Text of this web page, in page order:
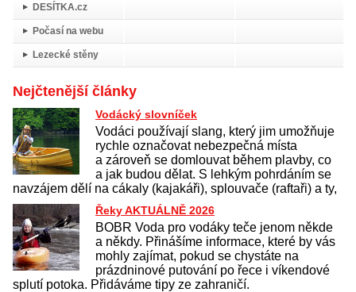
DESÍTKA.cz
Počasí na webu
Lezecké stěny
Nejčtenější články
Vodácký slovníček
Vodáci používají slang, který jim umožňuje
rychle označovat nebezpečná místa
a zároveň se domlouvat během plavby, co
a jak budou dělat. S lehkým pohrdáním se
navzájem dělí na cákaly (kajakáři), splouvače (raftaři) a ty,
Řeky AKTUÁLNĚ 2026
BOBR Voda pro vodáky teče jenom někde
a někdy. Přinášíme informace, které by vás
mohly zajímat, pokud se chystáte na
prázdninové putování po řece i víkendové
splutí potoka. Přidáváme tipy ze zahraničí.